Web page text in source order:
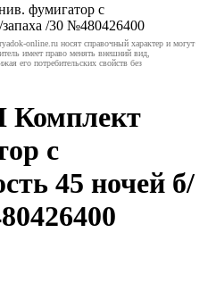
online.ru носят справочный характер и могут
имеет право менять внешний вид,
его потребительских свойств без
с
45 ночей б/